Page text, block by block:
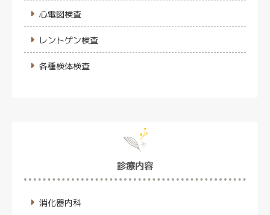
心電図検査
レントゲン検査
各種検体検査
診療内容
消化器内科